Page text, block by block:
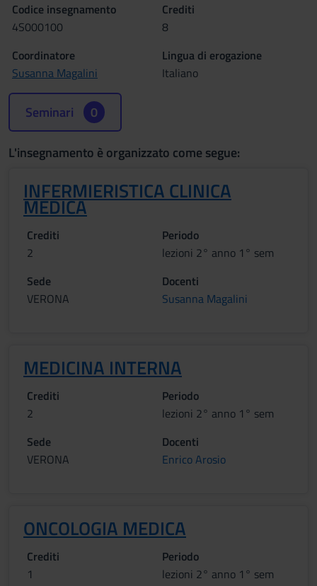
Codice insegnamento
4S000100
Crediti
8
Coordinatore
Susanna Magalini
Lingua di erogazione
Italiano
Seminari 0
L'insegnamento è organizzato come segue:
INFERMIERISTICA CLINICA
MEDICA
Crediti
2
Periodo
lezioni 2° anno 1° sem
Sede
VERONA
Docenti
Susanna Magalini
MEDICINA INTERNA
Crediti
2
Periodo
lezioni 2° anno 1° sem
Sede
VERONA
Docenti
Enrico Arosio
ONCOLOGIA MEDICA
Crediti
1
Periodo
lezioni 2° anno 1° sem